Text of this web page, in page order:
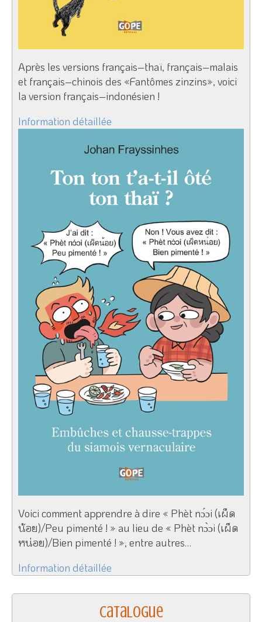
Après les versions français–thaï, français–malais
et français–chinois des «Fantômes zinzins», voici
la version français–indonésien !
Information détaillée
Voici comment apprendre à dire « Phèt nɔ́ɔi (เผ็ด
น้อย)/Peu pimenté ! » au lieu de « Phèt nɔ̀ɔi (เผ็ด
หน่อย)/Bien pimenté ! », entre autres…
Information détaillée
Catalogue